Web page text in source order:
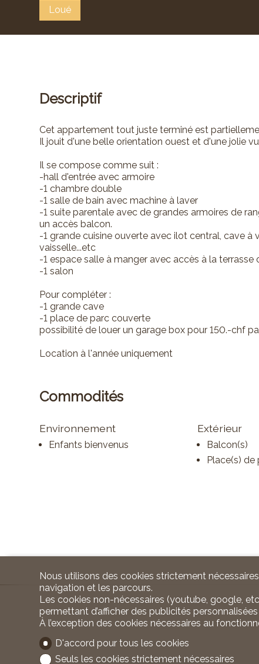
Loué
Descriptif
Cet appartement tout juste terminé est
Il jouit d'une belle orientation ouest et d'une jolie
Il se compose comme suit :
-hall d'entrée avec armoire
-1 chambre double
-1 salle de bain avec machine à laver
-1 suite parentale avec de grandes armoires de
un accès balcon.
-1 grande cuisine ouverte avec ilot central, cave à
vaisselle...etc
-1 espace salle à manger avec accès à la terrasse
-1 salon
Pour compléter :
-1 grande cave
-1 place de parc couverte
possibilité de louer un garage box pour 150.-chf
Location à l'année uniquement
Commodités
Environnement
Enfants bienvenus
Extérieur
Balcon(s)
Place(s)
Nous utilisons des cookies strictement
navigation et les parcours.
Les cookies non-nécessaires (youtube, google,
permettant d’afficher des publicités
À l’exception des cookies nécessaires au
D'accord pour tous les cookies
Seuls les cookies strictement nécessaires